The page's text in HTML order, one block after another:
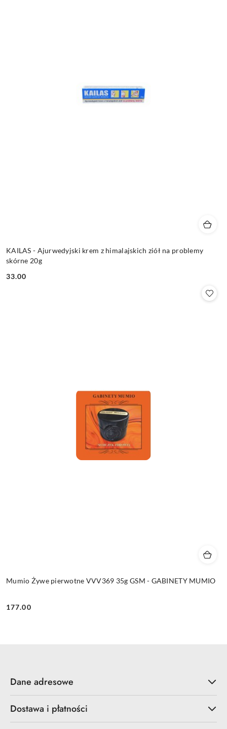
KAILAS - Ajurwedyjski krem z himalajskich ziół na problemy
skórne 20g
Cena:
33.00
Mumio Żywe pierwotne VVV369 35g GSM - GABINETY MUMIO
Cena:
177.00
Dane adresowe
Dostawa i płatności